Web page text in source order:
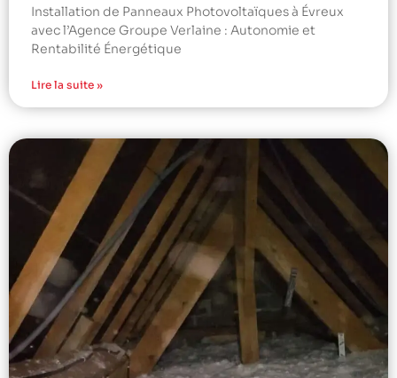
Installation de Panneaux Photovoltaïques à Évreux
avec l’Agence Groupe Verlaine : Autonomie et
Rentabilité Énergétique
Lire la suite »